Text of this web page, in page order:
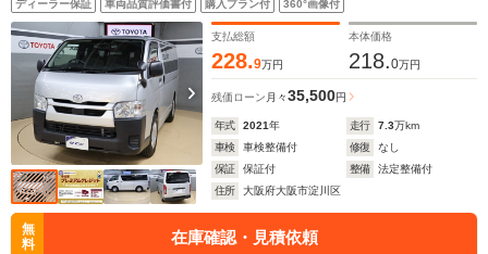
ディーラー保証 車両品質評価書付 購入プラン付 360°画像付
支払総額
228.9万円
本体価格
218.0万円
残価ローン 月々35,500円
年式 2021年 走行 7.3万km
車検
車検整備付 修復
なし
保証
保証付 整備
法定整備付
住所
大阪府大阪市淀川区
無
料
在庫確認・見積依頼